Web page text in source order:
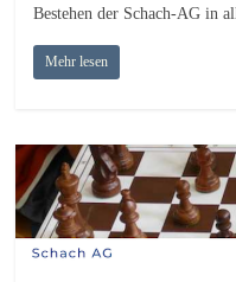
Bestehen der Schach-AG in
Mehr lesen